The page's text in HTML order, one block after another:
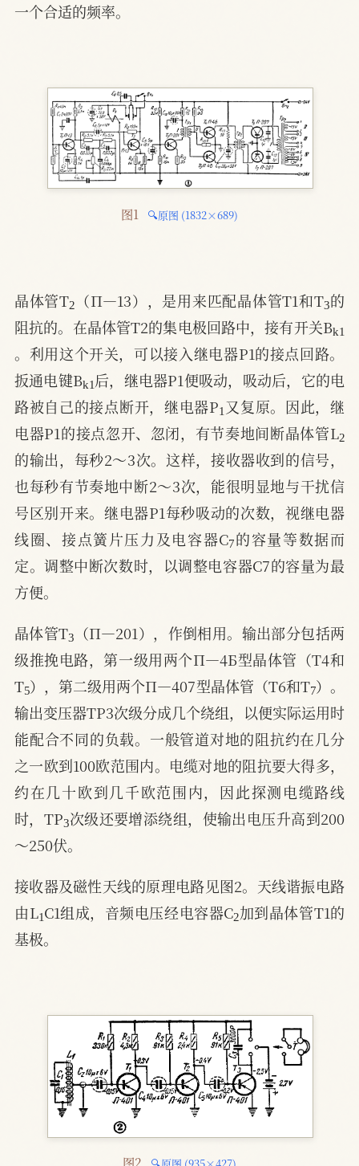
一个合适的频率。
图1 🔍原图 (1832×689)
晶体管T （П—13），是用来匹配晶体管T1和T 3
的
阻抗的。在晶体管T2的集电极回路中，接有开关Bk1
。利用这个开关，可以接入继电器P1的接点回路。
扳通电键Bk1后，继电器P1便吸动，吸动后，它的电
路被自己的接点断开，继电器P1又复原。因此，继
电器P1的接点忽开、忽闭，有节奏地间断晶体管L2
的输出，每秒2～3次。这样，接收器收到的信号，
也每秒有节奏地中断2～3次，能很明显地与干扰信
号区别开来。继电器P1每秒吸动的次数，视继电器
线圈、接点簧片压力及电容器C7的容量等数据而
定。调整中断次数时，以调整电容器C7的容量为最
方便。
晶体管T
（П—201），作倒相用。输出部分包括两
级推挽电路，第一级用两个П—4Б型晶体管（T4和
T5），第二级用两个П—407型晶体管（T6和T7）。
输出变压器TP3次级分成几个绕组，以便实际运用时
能配合不同的负载。一般管道对地的阻抗约在几分
之一欧到100欧范围内。电缆对地的阻抗要大得多，
约在几十欧到几千欧范围内，因此探测电缆路线
时，TP 3次级还要增添绕组，使输出电压升高到200
～250伏。
接收器及磁性天线的原理电路见图2。天线谐振电路
由L1C1组成，音频电压经电容器C2加到晶体管T1的
基极。
图2